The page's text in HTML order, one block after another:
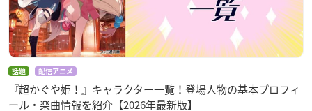
話題 配信アニメ
『超かぐや姫！』キャラクター一覧！登場人物の基本プロフィ
ール・楽曲情報を紹介【2026年最新版】